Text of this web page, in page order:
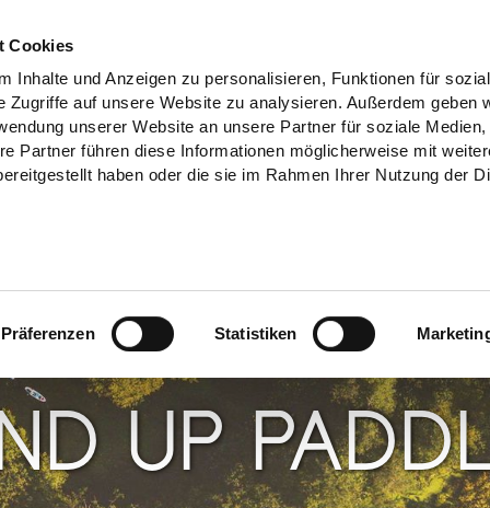
Cookies
Inhalte und Anzeigen zu personalisieren, Funktionen für
Zugriffe auf unsere Website zu analysieren. Außerdem geben
unserer Website an unsere Partner für soziale Medien,
Partner führen diese Informationen möglicherweise mit
haben oder die sie im Rahmen Ihrer Nutzung der
Präferenzen Statistiken
UP